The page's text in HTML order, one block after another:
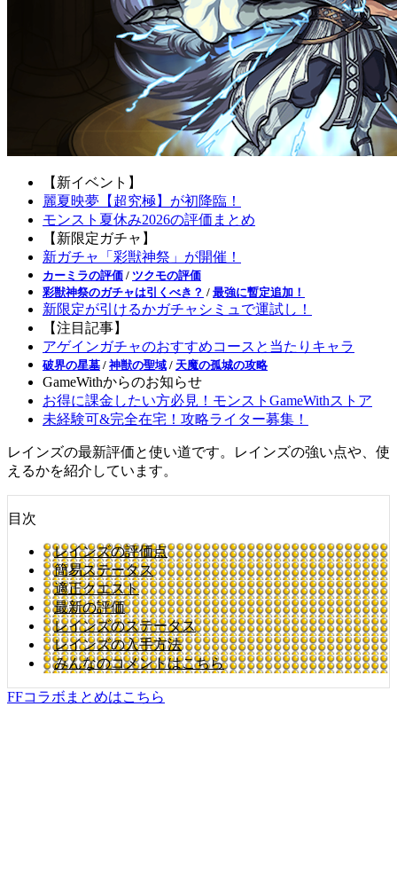
【新イベント】
麗夏映夢【超究極】が初降臨！
モンスト夏休み2026の評価まとめ
【新限定ガチャ】
新ガチャ「彩獣神祭」が開催！
カーミラの評価 / ツクモの評価
彩獣神祭のガチャは引くべき？ / 最強に暫定追加！
新限定が引けるかガチャシミュで運試し！
【注目記事】
アゲインガチャのおすすめコースと当たりキャラ
破界の星墓 / 神獣の聖域 / 天魔の孤城の攻略
GameWithからのお知らせ
お得に課金したい方必見！モンストGameWithストア
未経験可&完全在宅！攻略ライター募集！
レインズの最新評価と使い道です。レインズの強い点や、使
えるかを紹介しています。
目次
レインズの評価点
簡易ステータス
適正クエスト
最新の評価
レインズのステータス
レインズの入手方法
みんなのコメントはこちら
FFコラボまとめはこちら